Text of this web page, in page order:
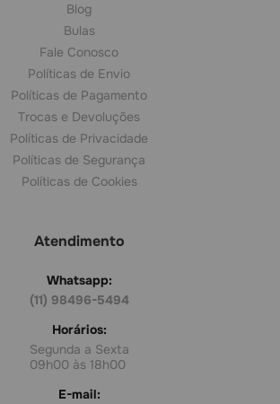
Blog
Bulas
Fale Conosco
Políticas de Envio
Políticas de Pagamento
Trocas e Devoluções
Políticas de Privacidade
Políticas de Segurança
Políticas de Cookies
Atendimento
Whatsapp:
(11) 98496-5494
Horários:
Segunda a Sexta
09h00 às 18h00
E-mail: